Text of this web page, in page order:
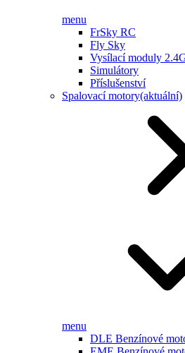
menu
FrSky RC
Fly Sky
Vysílací moduly
Simulátory
Příslušenství
Spalovací motory(aktuální)
menu
DLE Benzínové